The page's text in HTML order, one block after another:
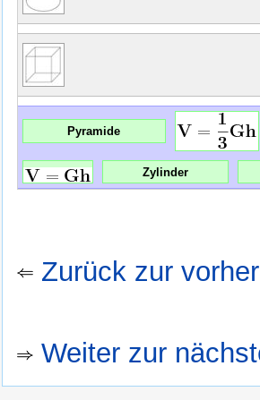
Pyramide
Zylinder
Zurück zur
Weiter zur